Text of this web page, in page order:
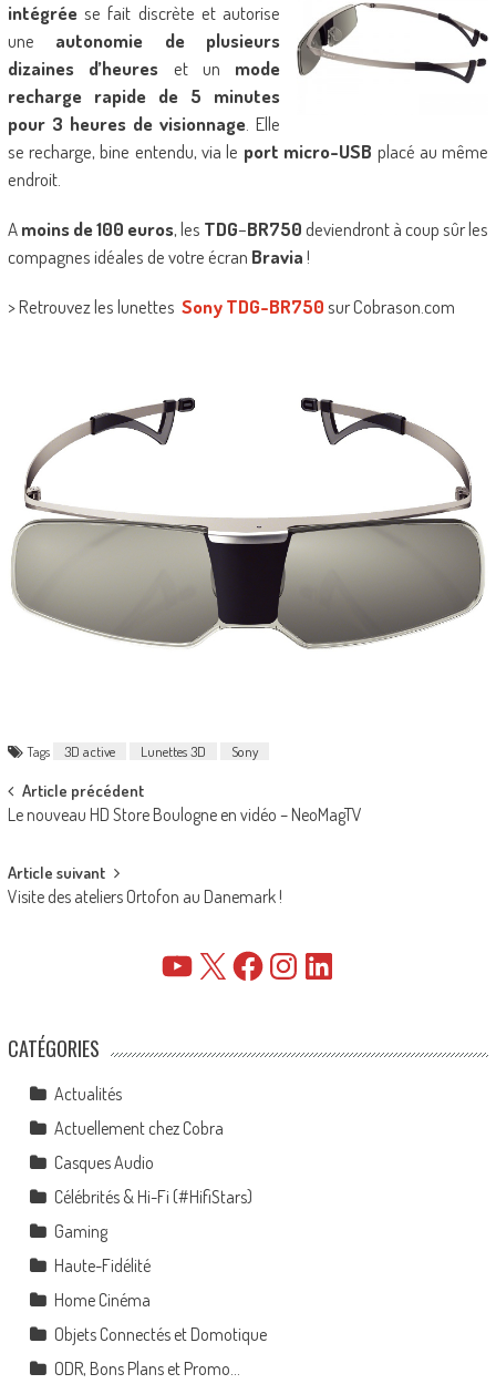
intégréese fait discrète et autorise
une autonomie de plusieurs
dizaines d’heures et un mode
recharge rapide de 5 minutes
pour 3 heures de visionnage . Elle
se recharge, bine entendu, via le port micro-USB placé au même
endroit.
Amoins de 100 euros, les TDG–BR750deviendront à coup sûr les
compagnes idéales de votre écran Bravia!
> Retrouvez les lunettes Sony TDG-BR750sur Cobrason.com
Tags 3D active Lunettes 3D Sony
Post
navigation
Article précédent
Le nouveau HD Store Boulogne en vidéo – NeoMagTV
Article suivant
Visite des ateliers Ortofon au Danemark !
YouTube FacebookInstagramLinkedIn
CATÉGORIES
Actualités
Actuellement chez Cobra
Casques Audio
Célébrités & Hi-Fi (#HifiStars)
Gaming
Haute-Fidélité
Home Cinéma
Objets Connectés et Domotique
ODR, Bons Plans et Promo…